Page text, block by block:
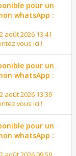
pour un
whatsApp :
août 2026 13:41
vous ici !
pour un
whatsApp :
août 2026 13:39
vous ici !
pour un
whatsApp :